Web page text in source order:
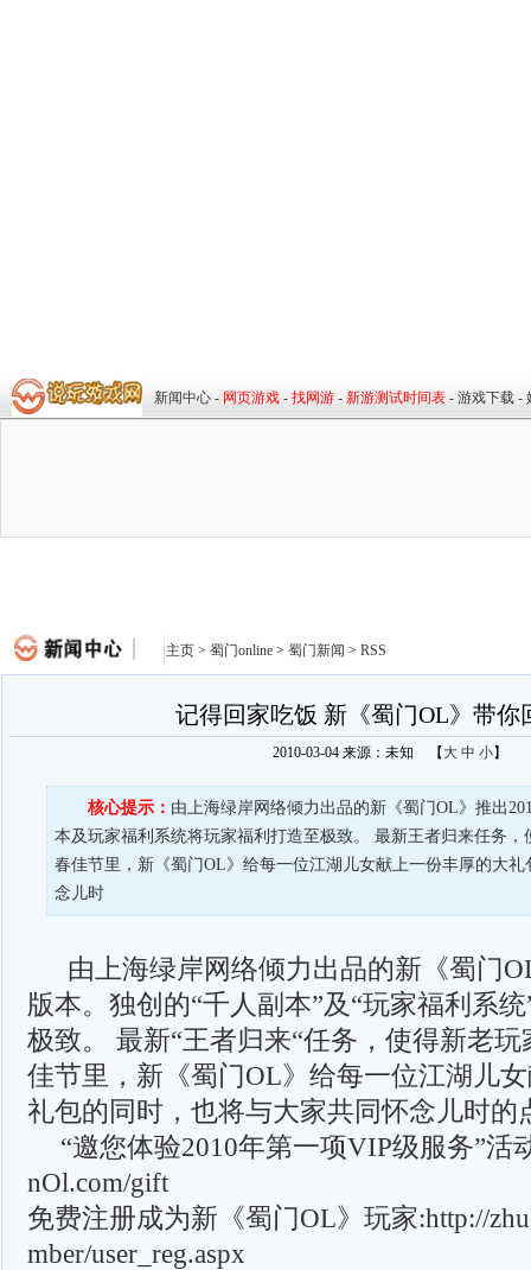
主页 > 蜀门online > 蜀门新闻 > RSS
记得回家吃饭 新《蜀门OL》带你
2010-03-04 来源：未知 【 大 中 小】
核心提示： 由上海绿岸网络倾力出品的新《蜀门OL》推出
本及玩家福利系统将玩家福利打造至极致。 最新王者归来任务
春佳节里，新《蜀门OL》给每一位江湖儿女献上一份丰厚的大
念儿时
由上海绿岸网络倾力出品的新《蜀门
版本。独创的“千人副本”及“玩家福利系
极致。 最新“王者归来“任务，使得新老
佳节里，新《蜀门OL》给每一位江湖儿
礼包的同时，也将与大家共同怀念儿时的
“邀您体验2010年第一项VIP级服务”活
nOl.com/gift
免费注册成为新《蜀门OL》玩家:http://
mber/user_reg.aspx